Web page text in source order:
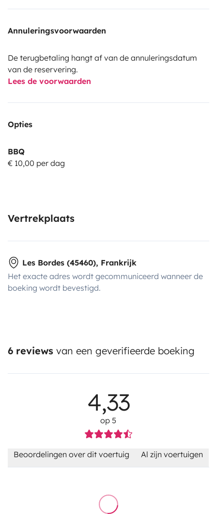
Annuleringsvoorwaarden
De terugbetaling hangt af van de annuleringsdatum
van de reservering.
Lees de voorwaarden
Opties
BBQ
€ 10,00 per dag
Vertrekplaats
Les Bordes (45460), Frankrijk
Het exacte adres wordt gecommuniceerd wanneer de
boeking wordt bevestigd.
6 reviews van een geverifieerde boeking
4,33
op 5
Beoordelingen over dit voertuig Al zijn voertuigen